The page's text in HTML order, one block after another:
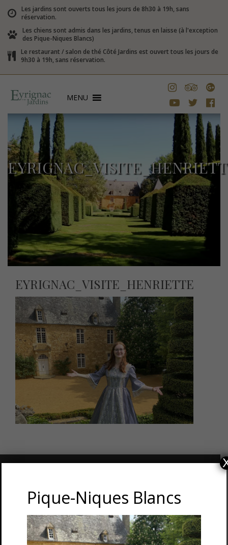
Les jardins sont ouverts tous les jours de 8h30 à 19h, sans
réservation.
Les chiens sont admis dans les jardins, tenus en laisse (à l'exception
des Pique-Niques Blancs)
Le restaurant / salon de thé Côté Jardins est ouvert tous les jours de
9h30 à 19h, sans réservation.
MENU
EYRIGNAC_VISITE_HENRIETTE
Les Jardins du Manoir d’Eyrignac
24590 Salignac-Eyvigues
Dordogne – Périgord
Pique-Niques Blancs